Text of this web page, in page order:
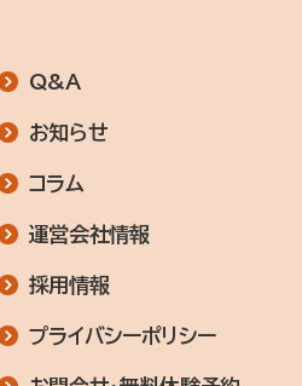
Q&A
お知らせ
コラム
運営会社情報
採用情報
プライバシーポリシー